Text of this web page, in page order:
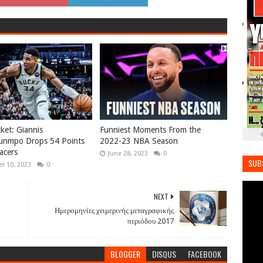
Giannis
Drops 54 Points
10, 2023 0
Funniest Moments From the
2022-23 NBA Season
June 28, 2023 0
NEXT
Ημερομηνίες χειμερινής μεταγραφικής
περιόδου 2017
BLOGGER DISQUS FACEBOOK